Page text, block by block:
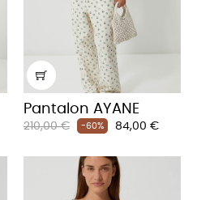
Pantalon AYANE
Prix
210,00 € -60% Prix
84,00 €